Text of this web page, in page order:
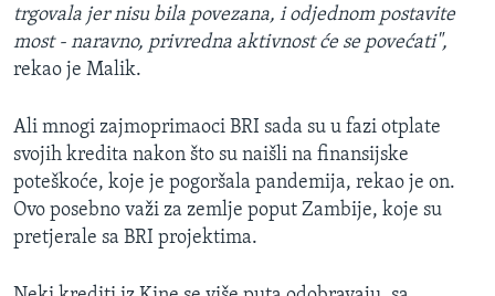
trgovala jer nisu bila povezana, i odjednom postavite
most - naravno, privredna aktivnost će se povećati",
rekao je Malik.
Ali mnogi zajmoprimaoci BRI sada su u fazi otplate
svojih kredita nakon što su naišli na finansijske
poteškoće, koje je pogoršala pandemija, rekao je on.
Ovo posebno važi za zemlje poput Zambije, koje su
pretjerale sa BRI projektima.